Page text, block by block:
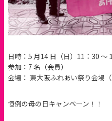
日時：5 月14 日（日）11：30 ～
参加：7 名（会員）
会場： 東大阪ふれあい祭り会場
恒例の母の日キャンペーン！！